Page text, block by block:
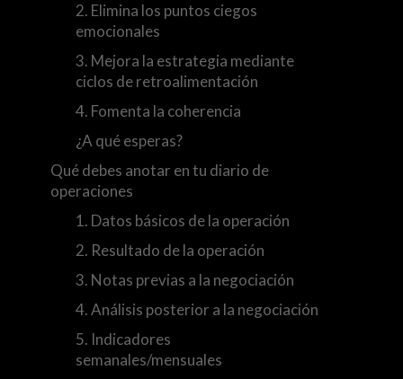
2. Elimina los puntos ciegos
emocionales
3. Mejora la estrategia mediante
ciclos de retroalimentación
4. Fomenta la coherencia
¿A qué esperas?
Qué debes anotar en tu diario de
operaciones
1. Datos básicos de la operación
2. Resultado de la operación
3. Notas previas a la negociación
4. Análisis posterior a la negociación
5. Indicadores
semanales/mensuales